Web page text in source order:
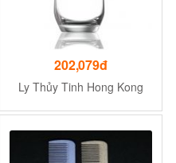
202,079đ
Ly Thủy Tinh Hong Kong